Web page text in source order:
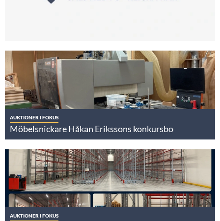
AUKTIONER I FOKUS
Möbelsnickare Håkan Erikssons konkursbo
AUKTIONER I FOKUS